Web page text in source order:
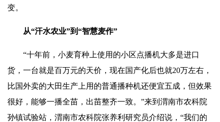
变。
从“汗水农业”到“智慧麦作”
“十年前，小麦育种上使用的小区点播机大多是进口
货，一台就是百万元的天价，现在国产化后也就20万左右，
比国外卖的大田生产上用的普通播种机还便宜五成，但效果
很好，能够一播全苗，出苗整齐一致。”来到渭南市农科院
孙镇试验站，渭南市农科院张养利研究员介绍说，“我们的